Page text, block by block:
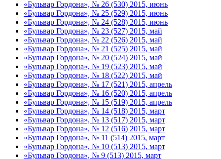
«Бульвар Гордона», № 26 (530) 2015, июнь
«Бульвар Гордона», № 25 (529) 2015, июнь
«Бульвар Гордона», № 24 (528) 2015, июнь
«Бульвар Гордона», № 23 (527) 2015, май
«Бульвар Гордона», № 22 (526) 2015, май
«Бульвар Гордона», № 21 (525) 2015, май
«Бульвар Гордона», № 20 (524) 2015, май
«Бульвар Гордона», № 19 (523) 2015, май
«Бульвар Гордона», № 18 (522) 2015, май
«Бульвар Гордона», № 17 (521) 2015, апрель
«Бульвар Гордона», № 16 (520) 2015, апрель
«Бульвар Гордона», № 15 (519) 2015, апрель
«Бульвар Гордона», № 14 (518) 2015, март
«Бульвар Гордона», № 13 (517) 2015, март
«Бульвар Гордона», № 12 (516) 2015, март
«Бульвар Гордона», № 11 (514) 2015, март
«Бульвар Гордона», № 10 (513) 2015, март
«Бульвар Гордона», № 9 (513) 2015, март